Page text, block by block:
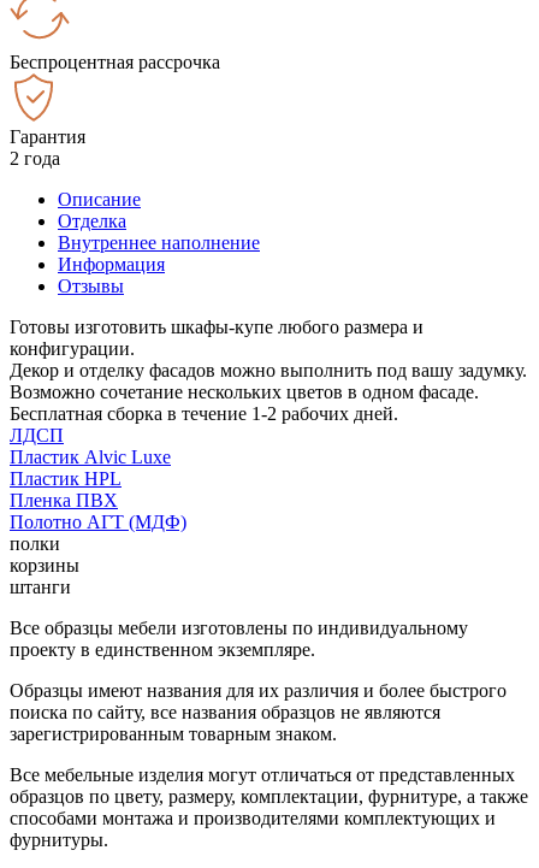
Беспроцентная рассрочка
Гарантия
2 года
Описание
Отделка
Внутреннее наполнение
Информация
Отзывы
Готовы изготовить шкафы-купе любого размера и
конфигурации.
Декор и отделку фасадов можно выполнить под вашу задумку.
Возможно сочетание нескольких цветов в одном фасаде.
Бесплатная сборка в течение 1-2 рабочих дней.
ЛДСП
Пластик Alvic Luxe
Пластик HPL
Пленка ПВХ
Полотно АГТ (МДФ)
полки
корзины
штанги
Все образцы мебели изготовлены по индивидуальному
проекту в единственном экземпляре.
Образцы имеют названия для их различия и более быстрого
поиска по сайту, все названия образцов не являются
зарегистрированным товарным знаком.
Все мебельные изделия могут отличаться от представленных
образцов по цвету, размеру, комплектации, фурнитуре, а также
способами монтажа и производителями комплектующих и
фурнитуры.